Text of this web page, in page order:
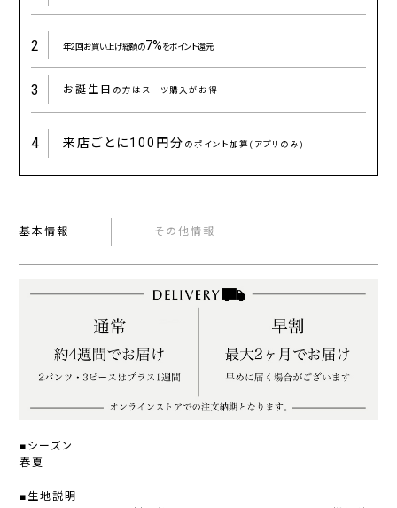
2 年2回お買い上げ総額の7%をポイント還元
3 お誕生日 の方はスーツ購入がお得
4 来店ごとに100円分 のポイント加算(アプリのみ)
基本情報 その他情報
■シーズン
春夏
■生地説明